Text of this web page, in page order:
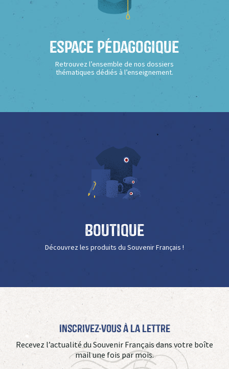
Espace Pédagogique
Retrouvez l’ensemble de nos dossiers
thématiques dédiés à l’enseignement.
Boutique
Découvrez les produits du Souvenir Français !
Inscrivez-vous à La Lettre
Recevez l’actualité du Souvenir Français dans votre boîte
mail une fois par mois.